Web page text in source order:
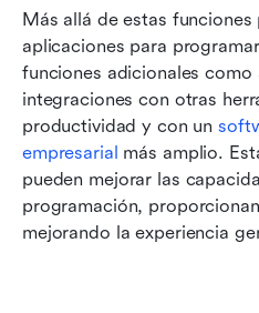
Más allá de estas funciones
aplicaciones para
funciones adicionales
integraciones con otras
productividad y con un
empresarial más amplio.
pueden mejorar las
programación,
mejorando la experiencia